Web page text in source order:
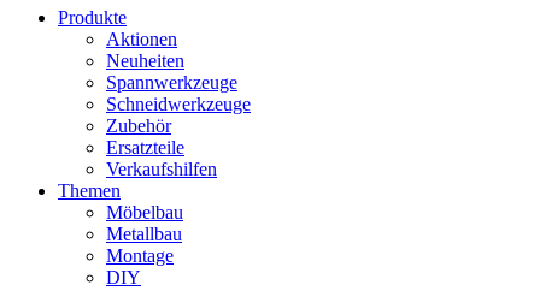
Produkte
Aktionen
Neuheiten
Spannwerkzeuge
Schneidwerkzeuge
Zubehör
Ersatzteile
Verkaufshilfen
Themen
Möbelbau
Metallbau
Montage
DIY